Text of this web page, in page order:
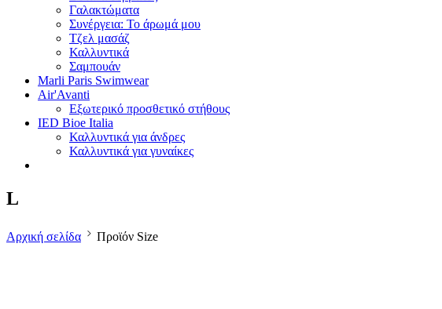
Γαλακτώματα
Συνέργεια: Το άρωμά μου
Τζελ μασάζ
Καλλυντικά
Σαμπουάν
Marli Paris Swimwear
Air'Avanti
Εξωτερικό προσθετικό στήθους
IED Bioe Italia
Καλλυντικά για άνδρες
Καλλυντικά για γυναίκες
L
Αρχική σελίδα Προϊόν Size